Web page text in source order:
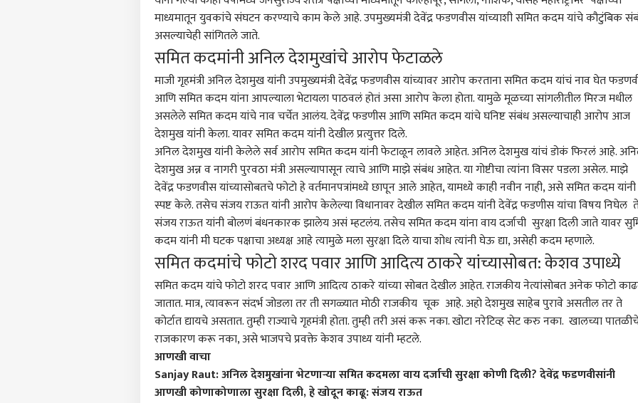
माध्यमातून युवकांचे संघटन करण्याचे काम केले आहे. उपमुख्यमंत्री देवेंद्र फडणवीस यांच्याशी समित कदम यांचे कौटुंबिक
असल्याचेही सांगितले जाते.
समित कदमांनी अनिल देशमुखांचे आरोप फेटाळले
माजी गृहमंत्री अनिल देशमुख यांनी उपमुख्यमंत्री देवेंद्र फडणवीस यांच्यावर आरोप करताना समित कदम यांचं नाव घेत
आणि समित कदम यांना आपल्याला भेटायला पाठवलं होतं असा आरोप केला होता. यामुळे मूळच्यासांगलीतील मिरज मधील
असलेले समित कदम यांचे नाव चर्चेत आलंय. देवेंद्र फडणीस आणि समित कदम यांचे घनिष्ट संबंध असल्याचाही आरोप आज
देशमुख यांनी केला. यावर समित कदम यांनी देखील प्रत्युत्तर दिले.
अनिल देशमुख यांनी केलेले सर्व आरोप समित कदम यांनी फेटाळून लावले आहेत. अनिल देशमुख यांचं डोकं फिरलं आहे.
देशमुख अन्न व नागरी पुरवठा मंत्री असल्यापासून त्याचे आणि माझे संबंध आहेत. या गोष्टीचा त्यांना विसर पडला असेल. माझे
देवेंद्र फडणवीस यांच्यासोबतचे फोटो हे वर्तमानपत्रांमध्ये छापून आले आहेत, यामध्ये काही नवीन नाही, असे समित कदम यांनी
स्पष्ट केले. तसेच संजय राऊत यांनी आरोप केलेल्या विधानावर देखील समित कदम यांनी देवेंद्र फडणीस यांचा विषय निघेल
संजय राऊत यांनी बोलणं बंधनकारक झालेय असं म्हटलंय. तसेच समित कदम यांना वाय दर्जाची सुरक्षा दिली जाते यावर
कदम यांनी मी घटक पक्षाचा अध्यक्ष आहे त्यामुळे मला सुरक्षा दिले याचा शोध त्यांनी घेऊ द्या, असेही कदम म्हणाले.
समित कदमांचे फोटो शरद पवार आणि आदित्य ठाकरे यांच्यासोबत: केशव उपाध्ये
समित कदम यांचे फोटो शरद पवार आणि आदित्य ठाकरे यांच्या सोबत देखील आहेत. राजकीय नेत्यांसोबत अनेक फोटो
जातात. मात्र, त्यावरून संदर्भ जोडला तर ती सगळ्यात मोठी राजकीय चूक आहे. अहो देशमुख साहेब पुरावे असतील तर ते
कोर्टात द्यायचे असतात. तुम्ही राज्याचे गृहमंत्री होता. तुम्ही तरी असं करू नका. खोटा नरेटिव्ह सेट करु नका. खालच्या
राजकारण करू नका, असे भाजपचे प्रवक्ते केशव उपाध्य यांनी म्हटले.
आणखी वाचा
Sanjay Raut: अनिल देशमुखांना भेटणाऱ्या समित कदमला वाय दर्जाची सुरक्षा कोणी दिली? देवेंद्र फडणवीसांनी
आणखी कोणाकोणाला सुरक्षा दिली, हे खोदून काढू: संजय राऊत
प्रायव्हसी पॉलिसी
संपर्क साधा
करिअर
फीडबॅक
आमच्याबद्दल
LOGIN
चीनला भारताचे चोख प्रत्युत्तर,
अरुणाचल प्रदेशातील 27
ठिकाणांची अधिकृत नावे
भारतीय नकाशात समाविष्ट
काँग्रेसकडून तीन ओळींचा
'व्हिप' जारी; NDA च्या सर्व
खासदारांना दिल्लीत राहण्याचे
आदेश
सौदी अन् तुर्कीवरील हल्ला
समजला जाईल; मुस्लिम
देशांमध्ये करार, भारताची
मोठी प्रतिक्रिया
शाई
राजकारण
'हाथी चले बाजार में, बाकी
पुढचं मी काय बोलत नाही..'
अमित भाई बोलतील तेव्हा
विरोधक पळून जातील, त्यांना
देशभक्ती दुसऱ्यांनी
शिकवायची गरज नाही,
मोदीजींच्या निवासाबाहेर
आंदोलन षड्यंत्र : एकनाथ शिंदे
भारत
भाजपमधील आवडता नेता
कोण असा प्रश्न? राहुल गांधी
यांनी 'अंकल' म्हणत उत्तर दिलं,
माजी मुख्यमंत्र्यांची प्रतिक्रिया
समोर
व्यापार-उद्योग
पाच दिवसांमध्ये सोने
6400 रुपयांनी महागलं,
चांदीच्या दरात 12 हजारांची
वाढ, जाणून घ्या सोने चांदीचे
नवे दर
रत्नागिरी